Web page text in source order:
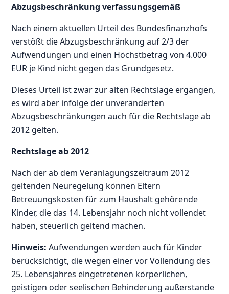
Abzugsbeschränkung verfassungsgemäß
Nach einem aktuellen Urteil des Bundesfinanzhofs
verstößt die Abzugsbeschränkung auf 2/3 der
Aufwendungen und einen Höchstbetrag von 4.000
EUR je Kind nicht gegen das Grundgesetz.
Dieses Urteil ist zwar zur alten Rechtslage ergangen,
es wird aber infolge der unveränderten
Abzugsbeschränkungen auch für die Rechtslage ab
2012 gelten.
Rechtslage ab 2012
Nach der ab dem Veranlagungszeitraum 2012
geltenden Neuregelung können Eltern
Betreuungskosten für zum Haushalt gehörende
Kinder, die das 14. Lebensjahr noch nicht vollendet
haben, steuerlich geltend machen.
Hinweis: Aufwendungen werden auch für Kinder
berücksichtigt, die wegen einer vor Vollendung des
25. Lebensjahres eingetretenen körperlichen,
geistigen oder seelischen Behinderung außerstande